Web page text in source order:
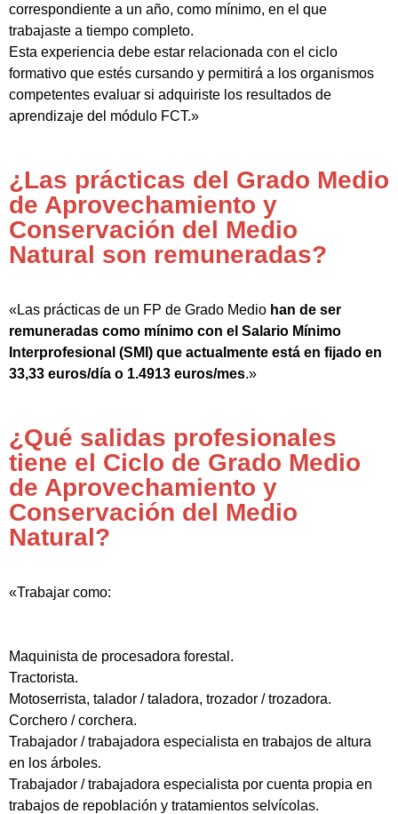
correspondiente a un año, como mínimo, en el que
trabajaste a tiempo completo.
Esta experiencia debe estar relacionada con el ciclo
formativo que estés cursando y permitirá a los organismos
competentes evaluar si adquiriste los resultados de
aprendizaje del módulo FCT.»
¿Las prácticas del Grado Medio
de Aprovechamiento y
Conservación del Medio
Natural son remuneradas?
«Las prácticas de un FP de Grado Medio han de ser
remuneradas como mínimo con el Salario Mínimo
Interprofesional (SMI) que actualmente está en fijado en
33,33 euros/día o 1.4913 euros/mes.»
¿Qué salidas profesionales
tiene el Ciclo de Grado Medio
de Aprovechamiento y
Conservación del Medio
Natural?
«Trabajar como:
Maquinista de procesadora forestal.
Tractorista.
Motoserrista, talador / taladora, trozador / trozadora.
Corchero / corchera.
Trabajador / trabajadora especialista en trabajos de altura
en los árboles.
Trabajador / trabajadora especialista por cuenta propia en
trabajos de repoblación y tratamientos selvícolas.